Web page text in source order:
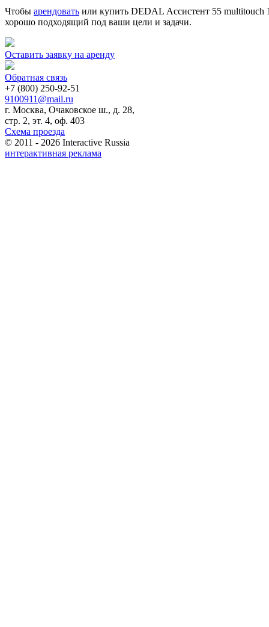
Чтобы арендовать или купить DEDAL Ассистент 55
хорошо подходящий под ваши цели и задачи.
Оставить заявку на аренду
Обратная связь
+7 (800) 250-92-51
9100911@mail.ru
г. Москва, Очаковское ш., д. 28,
стр. 2, эт. 4, оф. 403
Схема проезда
© 2011 - 2026 Interactive Russia
интерактивная реклама